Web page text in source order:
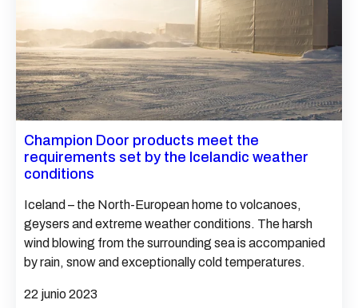
Champion Door products meet the
requirements set by the Icelandic weather
conditions
Iceland – the North-European home to volcanoes,
geysers and extreme weather conditions. The harsh
wind blowing from the surrounding sea is accompanied
by rain, snow and exceptionally cold temperatures.
22 junio 2023